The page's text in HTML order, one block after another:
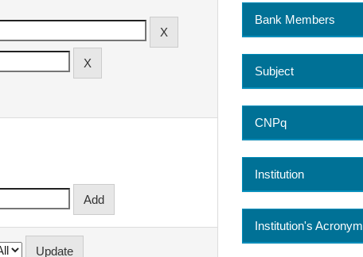
Bank Members
Subject
CNPq
Institution
Institution's Acronym